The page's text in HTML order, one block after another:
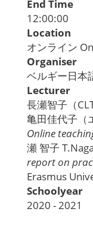
End Time
12:00:00
Location
オンライン
Organiser
ベルギー日本
Lecturer
長瀬智子（CLT
亀田佳代子（
Online
瀬 智子
report on
Erasmus
Schoolyear
2020 - 2021